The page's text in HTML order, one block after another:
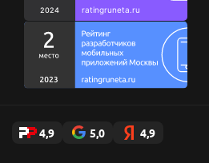
Стикеры AppFox в Telegram
4,9 5,0 4,9